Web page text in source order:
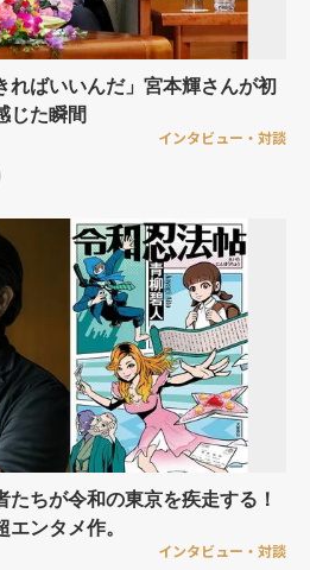
ればいいんだ」宮本輝さんが初
じた瞬間
インタビュー・対談
ちが令和の東京を疾走する！
ンタメ作。
インタビュー・対談